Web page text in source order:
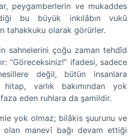
peygamberlerin ve mukaddes
bu büyük inkılâbın vukû
tahakkuku olarak görürler.
sahnelerini çoğu zaman tehdîd
“Göreceksiniz!” ifadesi, sadece
değil, bütün insanlara
varlık bakımından yok
eden ruhlara da şamildir.
yok olmaz; bilâkis şuurunu ve
olan manevî bağı devam ettiği